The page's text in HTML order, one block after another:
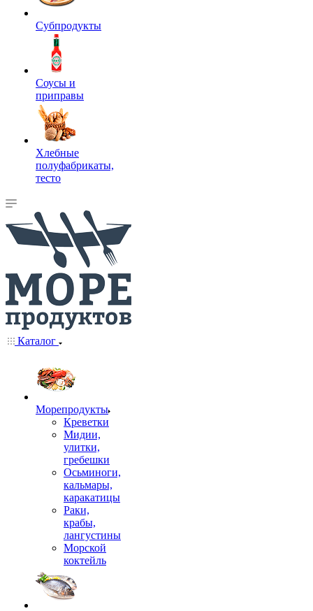
Субпродукты
Соусы и
приправы
Хлебные
полуфабрикаты,
тесто
Каталог
Морепродукты
Креветки
Мидии,
улитки,
гребешки
Осьминоги,
кальмары,
каракатицы
Раки,
крабы,
лангустины
Морской
коктейль